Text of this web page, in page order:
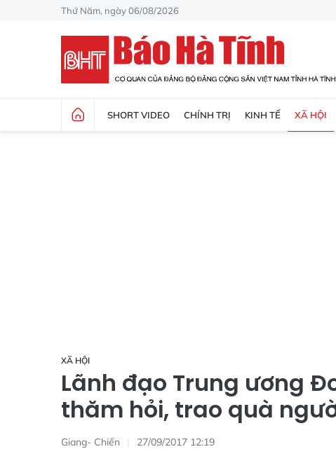
Thứ Năm, ngày 06/08/2026
SHORT VIDEO CHÍNH TRỊ KINH TẾ XÃ HỘI
XÃ HỘI
Lãnh đạo Trung ương
thăm hỏi, trao quà
Giang- Chiến 27/09/2017 12:19